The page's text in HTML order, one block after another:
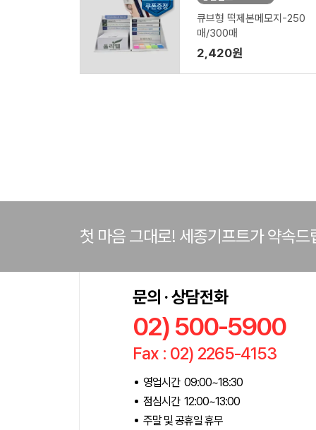
큐브형 떡제본메모지-250
매/300매
2,420원
첫 마음 그대로! 세종기프트가 약속드
문의 · 상담전화
02) 500-5900
Fax : 02) 2265-4153
영업시간 09:00~18:30
점심시간 12:00~13:00
주말 및 공휴일 휴무